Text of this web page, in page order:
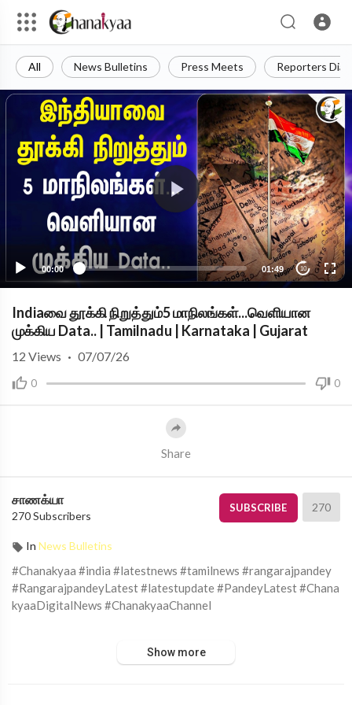
All News Bulletins Press Meets Reporters
00:00 01:49 10
Indiaவை தூக்கி நிறுத்தும்5 மாநிலங்கள்...வெளியான
முக்கிய Data.. | Tamilnadu | Karnataka | Gujarat
0 0
12 Views · 07/07/26
Share
சாணக்யா
270 Subscribers
SUBSCRIBE 270
In News Bulletins
#Chanakyaa #india #latestnews #tamilnews #rangarajpandey
#RangarajpandeyLatest #latestupdate #PandeyLatest #Chana
kyaaDigitalNews #ChanakyaaChannel
Show more